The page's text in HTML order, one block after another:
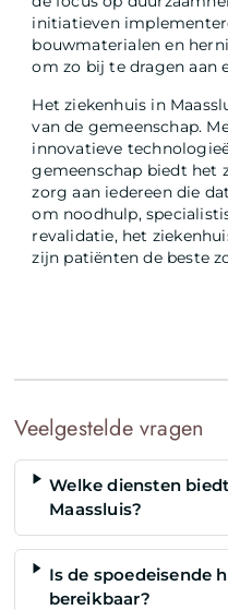
initiatieven
bouwmaterialen en
om zo bij te dragen aan
Het ziekenhuis in
van de gemeenschap.
innovatieve
gemeenschap biedt het
zorg aan iedereen die
om noodhulp,
revalidatie, het
zijn patiënten de beste
Veelgestelde vragen
Welke diensten
Maassluis?
Is de spoedeisende
bereikbaar?